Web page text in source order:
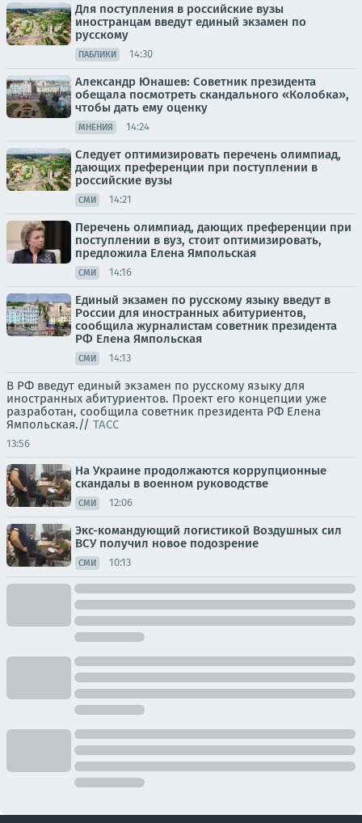
Для поступления в российские вузы
иностранцам введут единый экзамен по
русскому
ПАБЛИКИ 14:30
Александр Юнашев: Советник президента
обещала посмотреть скандального «Колобка»,
чтобы дать ему оценку
МНЕНИЯ 14:24
Следует оптимизировать перечень олимпиад,
дающих преференции при поступлении в
российские вузы
СМИ 14:21
Перечень олимпиад, дающих преференции при
поступлении в вуз, стоит оптимизировать,
предложила Елена Ямпольская
СМИ 14:16
Единый экзамен по русскому языку введут в
России для иностранных абитуриентов,
сообщила журналистам советник президента
РФ Елена Ямпольская
СМИ 14:13
В РФ введут единый экзамен по русскому языку для
иностранных абитуриентов. Проект его концепции уже
разработан, сообщила советник президента РФ Елена
Ямпольская.// ТАСС
13:56
На Украине продолжаются коррупционные
скандалы в военном руководстве
СМИ 12:06
Экс-командующий логистикой Воздушных сил
ВСУ получил новое подозрение
СМИ 10:13